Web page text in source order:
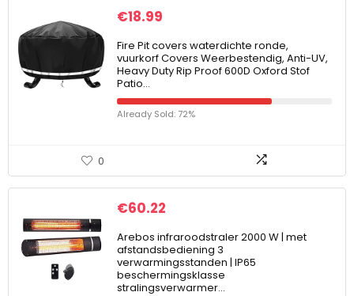
€18.99
Fire Pit covers waterdichte ronde,
vuurkorf Covers Weerbestendig, Anti-UV,
Heavy Duty Rip Proof 600D Oxford Stof
Patio…
Already Sold: 72%
0
€60.22
Arebos infraroodstraler 2000 W | met
afstandsbediening 3
verwarmingsstanden | IP65
beschermingsklasse
stralingsverwarmer…